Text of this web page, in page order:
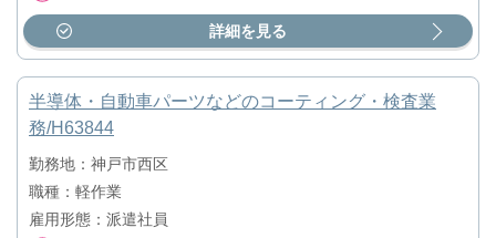
詳細を見る
半導体・自動車パーツなどのコーティング・検査業
務/H63844
勤務地：神戸市西区
職種：軽作業
雇用形態：派遣社員